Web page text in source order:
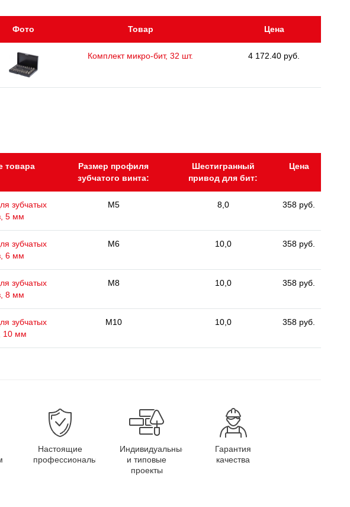
Фото Товар Цена
Комплект микро-бит, 32 шт. 4 172.40 руб.
товара
Размер профиля
зубчатого винта:
Шестигранный
привод для бит:
Цена
зубчатых
5 мм
M5 8,0 358 руб.
зубчатых
6 мм
M6 10,0 358 руб.
зубчатых
8 мм
M8 10,0 358 руб.
зубчатых
10 мм
M10 10,0 358 руб.
Настоящие
профессионалы
Индивидуальные
и типовые
проекты
Гарантия
качества